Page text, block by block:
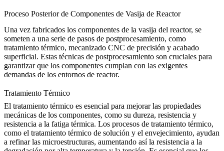
Proceso Posterior de Componentes de Vasija de Reactor
Una vez fabricados los componentes de la vasija del reactor, se
someten a una serie de pasos de postprocesamiento, como
tratamiento térmico, mecanizado CNC de precisión y acabado
superficial. Estas técnicas de postprocesamiento son cruciales para
garantizar que los componentes cumplan con las exigentes
demandas de los entornos de reactor.
Tratamiento Térmico
El tratamiento térmico es esencial para mejorar las propiedades
mecánicas de los componentes, como su dureza, resistencia y
resistencia a la fatiga térmica. Los procesos de tratamiento térmico,
como el tratamiento térmico de solución y el envejecimiento, ayudan
a refinar las microestructuras, aumentando así la resistencia a la